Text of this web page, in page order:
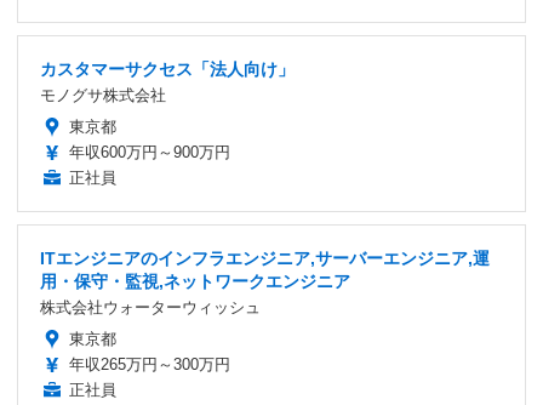
カスタマーサクセス「法人向け」
モノグサ株式会社
東京都
年収600万円～900万円
正社員
ITエンジニアのインフラエンジニア,サーバーエンジニア,運
用・保守・監視,ネットワークエンジニア
株式会社ウォーターウィッシュ
東京都
年収265万円～300万円
正社員